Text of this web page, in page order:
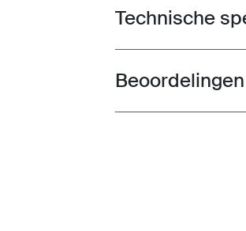
Technische
Toggle overview
Beoordelingen